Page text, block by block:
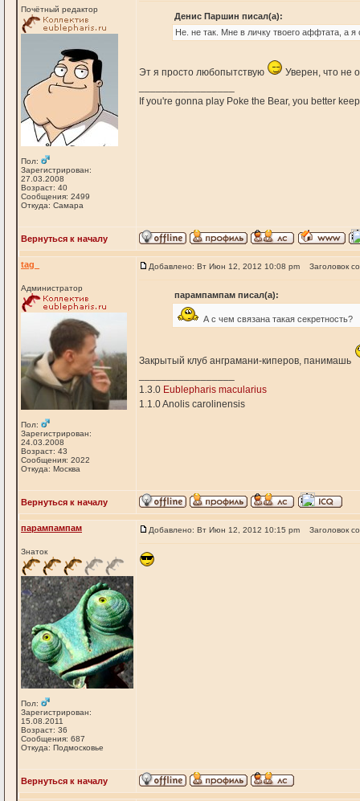
Почётный редактор
Пол:
Зарегистрирован:
27.03.2008
Возраст: 40
Сообщения: 2499
Откуда: Самара
Денис Паршин писал(а):
Не. не так. Мне в личку твоего аффтата, а я
Эт я просто любопытствую
Уверен, что не
If you're gonna play Poke the Bear, you better
Вернуться к началу
tag_
Администратор
Пол:
Зарегистрирован:
24.03.2008
Возраст: 43
Сообщения: 2022
Откуда: Москва
Добавлено: Вт Июн 12, 2012 10:08 pm Заголовок
парампампам писал(а):
А с чем связана такая секретность?
Закрытый клуб анграмани-киперов, панимашь
1.3.0 Eublepharis macularius
1.1.0 Anolis carolinensis
Вернуться к началу
парампампам
Знаток
Пол:
Зарегистрирован:
15.08.2011
Возраст: 36
Сообщения: 687
Откуда: Подмосковье
Добавлено: Вт Июн 12, 2012 10:15 pm Заголовок
Вернуться к началу